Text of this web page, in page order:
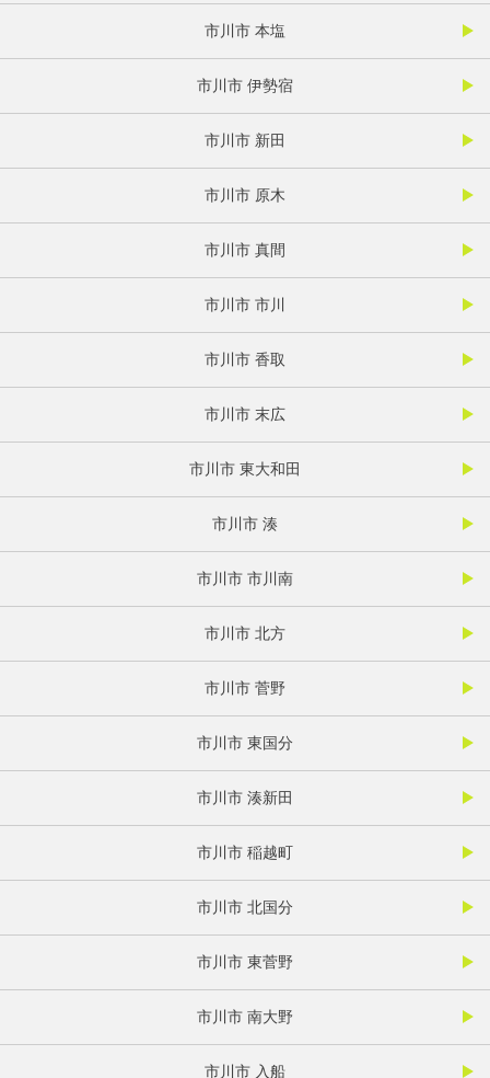
市川市 本塩
市川市 伊勢宿
市川市 新田
市川市 原木
市川市 真間
市川市 市川
市川市 香取
市川市 末広
市川市 東大和田
市川市 湊
市川市 市川南
市川市 北方
市川市 菅野
市川市 東国分
市川市 湊新田
市川市 稲越町
市川市 北国分
市川市 東菅野
市川市 南大野
市川市 入船